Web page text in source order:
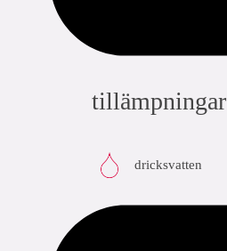
tillämpningar
dricksvatten